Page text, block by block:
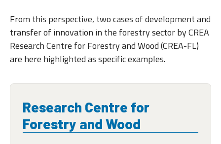
From this perspective, two cases of development and
transfer of innovation in the forestry sector by CREA
Research Centre for Forestry and Wood (CREA-FL)
are here highlighted as specific examples.
Research Centre for
Forestry and Wood